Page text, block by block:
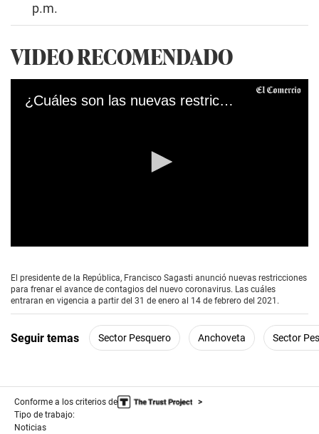
p.m.
VIDEO RECOMENDADO
¿Cuáles son las nuevas restricciones para frenar el avance de contagios por COVID-19?
e
c
o
s
o
e
c
o
n
El presidente de la República, Francisco Sagasti anunció nuevas restricciones
para frenar el avance de contagios del nuevo coronavirus. Las cuáles
entraran en vigencia a partir del 31 de enero al 14 de febrero del 2021.
Seguir temas Sector Pesquero Anchoveta Sector
Conforme a los criterios de
Tipo de trabajo:
Noticias